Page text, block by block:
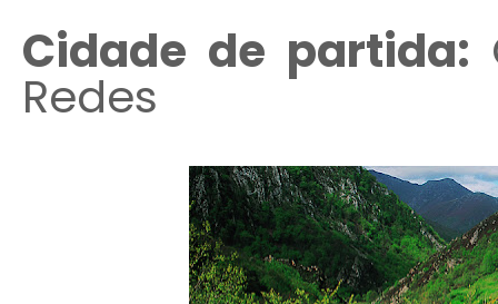
Cidade de partida:
Redes